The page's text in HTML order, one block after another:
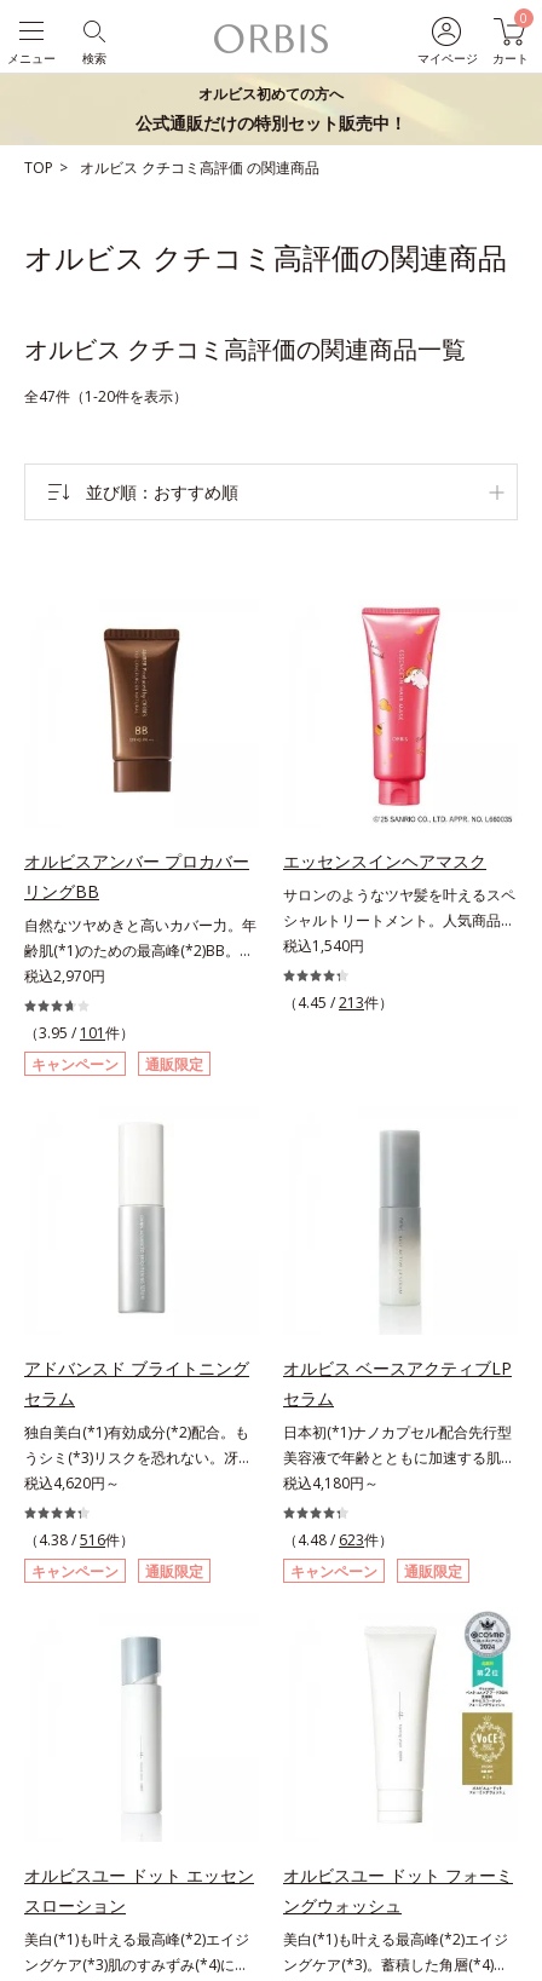
マイページ
0
カート
検索
メニュー
オルビス初めての方へ
公式通販だけの特別セット販売中！
TOP オルビス クチコミ高評価 の関連商品
オルビス クチコミ高評価の関連商品
オルビス クチコミ高評価の関連商品一覧
全47件（1-20件を表示）
並び順 おすすめ順
オルビスアンバー プロカバー
リングBB
自然なツヤめきと高いカバー力。年
齢肌(*1)のための最高峰(*2)BB。年
齢肌(*1)のための最高峰(*2)BBクリ
ームです。肌のアラを光でふわりと
とばし、くすみや凹凸も軽やかにカ
バー。さらに厚みのあるテクスチャ
ーが均一にのび広がり、しっかりカ
す。年齢肌による黄ぐすみや血色の
れ1本で、日中美容クリーム・日焼
け止め・化粧下地・カラーコントロ
ール・コンシーラー・パウダー・フ
ァンデーションの7役を兼ねる多機
能BB。慌ただしい朝でもパパッと
なツヤめきのある美肌に整えます。
*1 年齢を重ねた肌*2 オルビス内BB
クリームのカバー力
税込2,970円
（3.95 / 101件）
キャンペーン
通販限定
エッセンスインヘアマスク
サロンのようなツヤ髪を叶えるスペ
シャルトリートメント。人気商品
「エッセンスインヘアミルク」と同
じシリーズの、お風呂で美しいツヤ
髪を叶えるスペシャルヘアマスクで
し(*3)ます。お風呂でシャンプー後
に適量を髪になじませ、置き時間は
0秒。なじませてすぐに洗い流す手
軽さで、毛先までするんっとまとま
修成分（イソステアリン酸、イソス
テアロイル加水分解コラーゲン、イ
ソステアロイル加水分解シルク、ス
フィンゴ糖脂質、トコフェロール、
グリセリン、糖脂質、BG、イソス
テアリン酸、イソステアロイル加水
分解コラーゲン、イソステアロイル
加水分解シルク、スフィンゴ糖脂
質、トコフェロール、グリセリン、
ヒアルロン酸ヒドロキシプロピルト
リモニウム、フェノキシエタノー
ル）*2 髪の乾燥、乾燥によるパサ
つき*3 毛髪にうるおい、ハリを与
税込1,540円
（4.45 /213件）
アドバンスド ブライトニング
セラム
独自美白(*1)有効成分(*2)配合。も
うシミ(*3)リスクを恐れない。冴え
わたる透明美肌(*4)へ。先端肌科学
が導く、透明感あふれる輝き(*4)
へ。今の自分の肌も未来の肌もあき
らめない、自分史上最高の冴えわた
る透明美肌(*4)を目指すには、美肌
ミを予防するお手入れを続けること
ーラ・オルビスグループ独自の美白
ミの原因になると考えられる“メラ
ニンの塊”を居座らせない(*1)、粉砕
と排出サポート(*5)の2ステップで
メラニンの蓄積を抑え、シミ・ソバ
カスを防ぎます。さらに、「アルテ
アネスレ(*6)」を配合し、うるおい
に満ちた自分本来の澄み渡るような
透明感を目指します。手に取った
時、なじませた時、後肌、と3段階
税込4,620円～
（4.38 /516件）
キャンペーン
通販限定
オルビス ベースアクティブLP
セラム
日本初(*1)ナノカプセル配合先行型
美容液で年齢とともに加速する肌悩
み(*2)にブレーキを。スキンケアの
打ち止め感に。年齢とともに加速す
る肌悩み(*2)にブレーキをかけ、化
粧水前の土台(*3)づくりで、うるお
いに満ち満ちた内側から弾むような
ハリ肌へ。化粧水は二度塗りしない
と不安…。いろいろケアしているの
に、あと一歩肌悩みが晴れない…。
そんな大人の肌悩みにアプローチす
る先行型美容液です。日本初(*1)、
毛穴約1/1000ナノサイズの極小カ
プセルの表面は肌になじみやすい構
造(*4)。内包した美容成分(*5)の浸
おいの通り道”を作って化粧水のな
じみ感をUP。化粧水前に使うこと
で、普段の化粧水の手ごたえをより
実感できる、しっとり整った肌状態
へ。化粧水前に2プッシュ使うだけ
税込4,180円～
（4.48 / 623件）
キャンペーン
通販限定
オルビスユー ドット エッセン
スローション
美白(*1)も叶える最高峰(*2)エイジ
ングケア(*3)肌のすみずみ(*4)にし
オルビスユー ドット フォーミ
ングウォッシュ
美白(*1)も叶える最高峰(*2)エイジ
ングケア(*3)。蓄積した角層(*4)を